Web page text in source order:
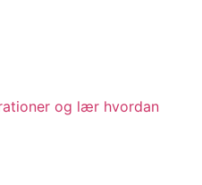
og lær hvordan